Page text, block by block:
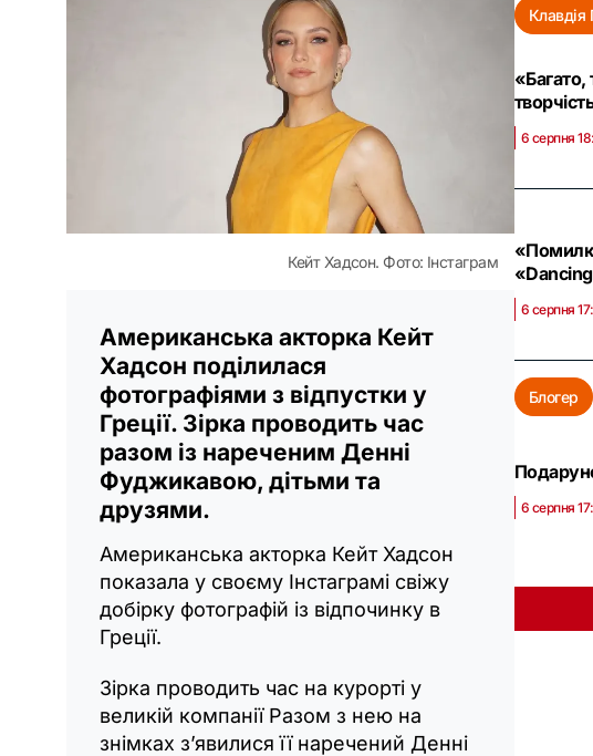
Кейт Хадсон. Фото: Інстаграм
Американська акторка Кейт
Хадсон поділилася
фотографіями з відпустки у
Греції. Зірка проводить час
разом із нареченим Денні
Фуджикавою, дітьми та
друзями.
Американська акторка Кейт Хадсон
показала у своєму Інстаграмі свіжу
добірку фотографій із відпочинку в
Греції.
Зірка проводить час на курорті у
великій компанії Разом з нею на
знімках з’явилися її наречений Денні
Клавдія
«Багато,
6 серпня
6 серпня
Блогер
6 серпня